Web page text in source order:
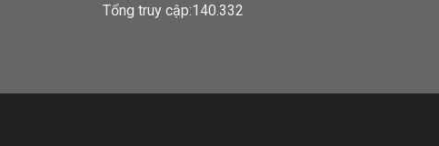
Tổng truy cập:140.332